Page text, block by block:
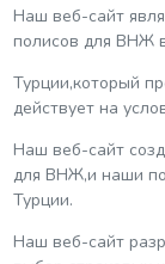
Наш веб-сайт
полисов для ВНЖ
Турции,который
действует на
Наш веб-сайт
для ВНЖ,и наши
Турции.
Наш веб-сайт